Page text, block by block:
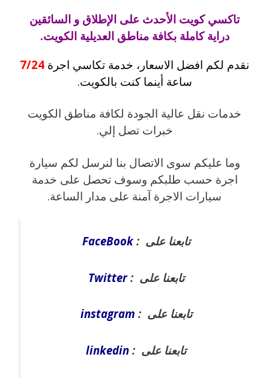
تاكسي كويت الأحدث على الإطلاق و السائقين
دراية كاملة بكافة مناطق العديلية الكويت.
نقدم لكم افضل الاسعار، خدمة تكاسي اجرة 7/24
ساعة أينما كنت بالكويت.
خدمات نقل عالية الجودة لكافة مناطق الكويت
خبرات تصل إلي.
وما عليكم سوى الاتصال بنا لنرسل لكم سيارة
اجرة حسب طلبكم وسوف تحصل على خدمة
سيارات الاجرة آمنة على مدار الساعة.
تابعنا على :FaceBook
تابعنا على :Twitter
تابعنا على : instagram
تابعنا على : linkedin